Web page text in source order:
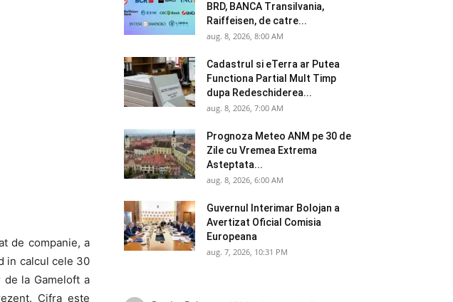
de companie, a
in calcul cele 30
la Gameloft a
Cifra este
BRD, BANCA Transilvania,
Raiffeisen, de catre...
aug. 8, 2026, 8:00 AM
Cadastrul si eTerra ar Putea
Functiona Partial Mult Timp
dupa Redeschiderea...
aug. 8, 2026, 7:00 AM
Prognoza Meteo ANM pe 30 de
Zile cu Vremea Extrema
Asteptata...
aug. 8, 2026, 6:00 AM
Guvernul Interimar Bolojan a
Avertizat Oficial Comisia
Europeana
aug. 7, 2026, 10:31 PM